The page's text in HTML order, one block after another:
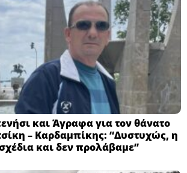
και Άγραφα για τον θάνατο
– Καρδαμπίκης: “Δυστυχώς, η
και δεν προλάβαμε”